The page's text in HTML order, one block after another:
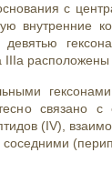
с
внутренние
IIIa
связано
(IV),